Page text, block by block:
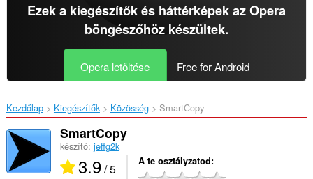
Ezek a kiegészítők és háttérképek azOpera
böngészőhözkészültek.
Opera letöltése Free for Android
Kezdőlap Kiegészítők Közösség SmartCopy‎
SmartCopy
készítő: jeffg2k
3.9/ 5 A te osztályzatod